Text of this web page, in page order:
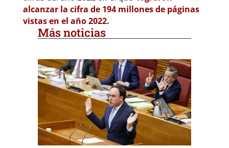
alcanzar la cifra de 194 millones de páginas
vistas en el año 2022.
Más noticias